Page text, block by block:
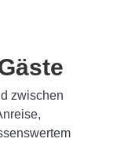
zwischen